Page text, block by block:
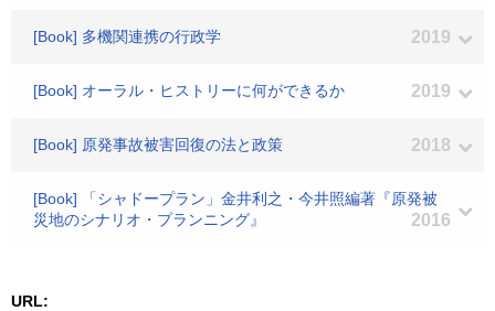
[Book] 多機関連携の行政学 2019
[Book] オーラル・ヒストリーに何ができるか 2019
[Book] 原発事故被害回復の法と政策 2018
[Book] 「シャドープラン」金井利之・今井照編著『原発被
災地のシナリオ・プランニング』
2016
URL: